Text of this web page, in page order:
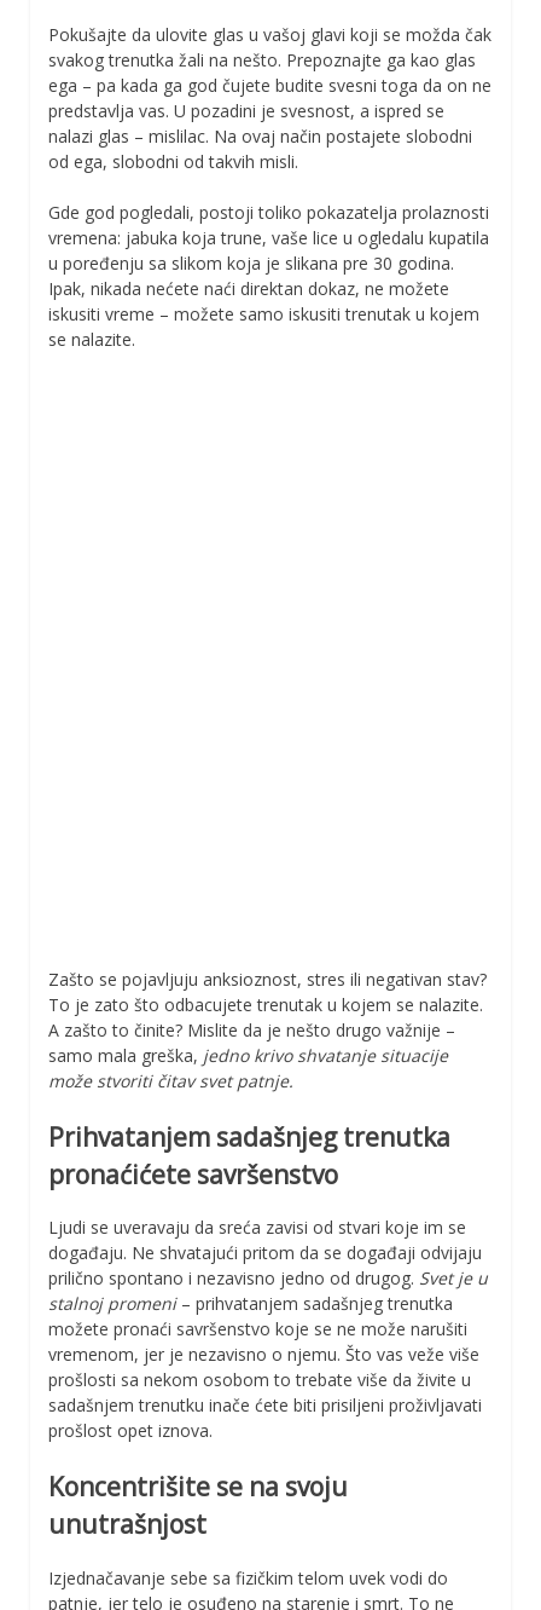
Pokušajte da ulovite glas u vašoj glavi koji se možda čak
svakog trenutka žali na nešto. Prepoznajte ga kao glas
ega – pa kada ga god čujete budite svesni toga da on ne
predstavlja vas. U pozadini je svesnost, a ispred se
nalazi glas – mislilac. Na ovaj način postajete slobodni
od ega, slobodni od takvih misli.
Gde god pogledali, postoji toliko pokazatelja prolaznosti
vremena: jabuka koja trune, vaše lice u ogledalu kupatila
u poređenju sa slikom koja je slikana pre 30 godina.
Ipak, nikada nećete naći direktan dokaz, ne možete
iskusiti vreme – možete samo iskusiti trenutak u kojem
se nalazite.
Zašto se pojavljuju anksioznost, stres ili negativan stav?
To je zato što odbacujete trenutak u kojem se nalazite.
A zašto to činite? Mislite da je nešto drugo važnije –
samo mala greška, jedno krivo shvatanje situacije
može stvoriti čitav svet patnje.
Prihvatanjem sadašnjeg trenutka
pronaćićete savršenstvo
Ljudi se uveravaju da sreća zavisi od stvari koje im se
događaju. Ne shvatajući pritom da se događaji odvijaju
prilično spontano i nezavisno jedno od drugog. Svet je u
stalnoj promeni– prihvatanjem sadašnjeg trenutka
možete pronaći savršenstvo koje se ne može narušiti
vremenom, jer je nezavisno o njemu. Što vas veže više
prošlosti sa nekom osobom to trebate više da živite u
sadašnjem trenutku inače ćete biti prisiljeni proživljavati
prošlost opet iznova.
Koncentrišite se na svoju
unutrašnjost
Izjednačavanje sebe sa fizičkim telom uvek vodi do
patnje, jer telo je osuđeno na starenje i smrt. To ne